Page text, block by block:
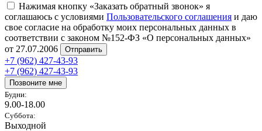
Нажимая кнопку «Заказать обратный звонок» я
соглашаюсь с условиями Пользовательского соглашения и даю
свое согласие на обработку моих персональных данных в
соответствии с законом №152-ФЗ «О персональных данных»
от 27.07.2006
Отправить
+7 (962) 427-43-93
+7 (962) 427-43-93
Позвоните мне
Будни:
9.00-18.00
Суббота:
Выходной